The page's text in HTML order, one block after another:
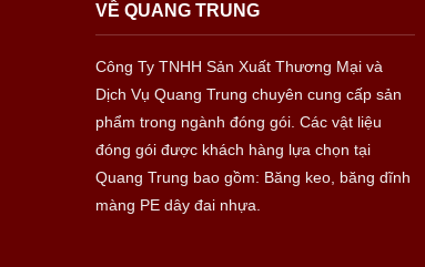
VỀ QUANG TRUNG
Công Ty TNHH Sản Xuất Thương Mại và
Dịch Vụ Quang Trung chuyên cung cấp sản
phẩm trong ngành đóng gói. Các vật liệu
đóng gói được khách hàng lựa chọn tại
Quang Trung bao gồm: Băng keo, băng dĩnh
màng PE dây đai nhựa.